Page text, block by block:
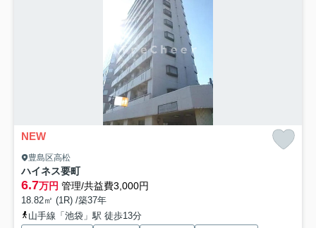
NEW
豊島区高松
ハイネス要町
6.7万円 管理/共益費3,000円
18.82㎡ (1R) /築37年
山手線「池袋」駅 徒歩13分